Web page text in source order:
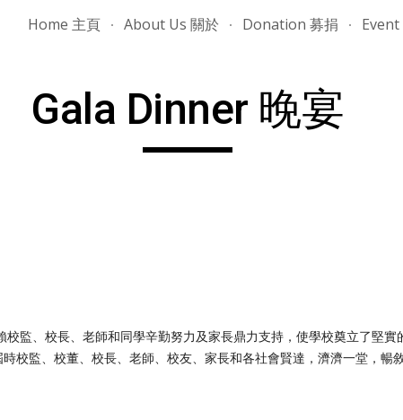
to main content Skip to
Home 主頁 About Us 關於 Donation 募捐
Gala Dinner 晚宴
監、校長、老師和同學辛勤努力及家長鼎力支持，使學校奠立了堅
校監、校董、校長、老師、校友、家長和各社會賢達，濟濟一堂，暢